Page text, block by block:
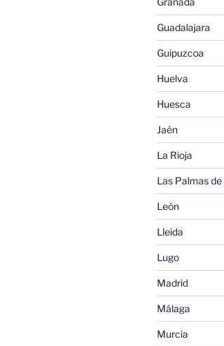
Guadalajara
Guipuzcoa
Huelva
Huesca
Jaén
La Rioja
Las Palmas
León
Lleida
Lugo
Madrid
Málaga
Murcia